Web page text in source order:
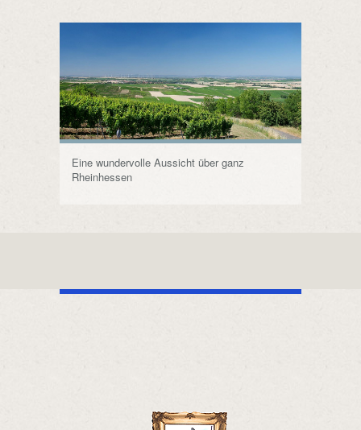
Eine wundervolle Aussicht über ganz
Rheinhessen